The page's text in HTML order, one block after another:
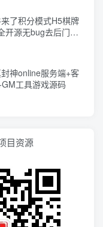
了积分模式H5棋牌
开源无bug去后门无
神online服务端+客
工具游戏源码
目资源